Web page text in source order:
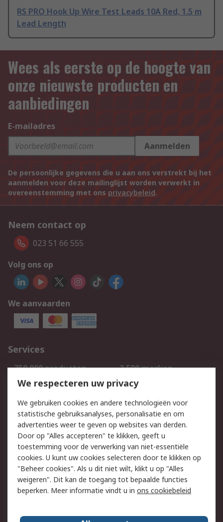
RS PRO Hook Up Wire Test Leads 10A Red, 1.5 m
Lead Length
Wees als eerste op de hoogte van
onze nieuwste producten en
aanbiedingen
E-mailadres
Aanmelden
De persoonlijke gegevens die u aan ons verstrekt bij het
aanmelden voor deze mailinglijst worden verwerkt in
overeenstemming met ons privacybeleid.
Neem contact op
023 51 66 555
Volg ons op
We aanvaarden
Services
750.000 producten
2.500 merken
Bestellen
Inkoopoplossingen
Track & Trace
Wettelijk
Cookiebeleid
Email veiligheid
Privacybeleid
Websitevoorwaarden
Algemene
verkoopvoorwaarden
Over RS
We respecteren uw privacy
We gebruiken cookies en andere technologieën voor
statistische gebruiksanalyses, personalisatie en om
advertenties weer te geven op websites van derden.
Door op "Alles accepteren" te klikken, geeft u
toestemming voor de verwerking van niet-essentiële
cookies. U kunt uw cookies selecteren door te klikken op
"Beheer cookies". Als u dit niet wilt, klikt u op "Alles
weigeren". Dit kan de toegang tot bepaalde functies
beperken. Meer informatie vindt u in ons cookiebeleid